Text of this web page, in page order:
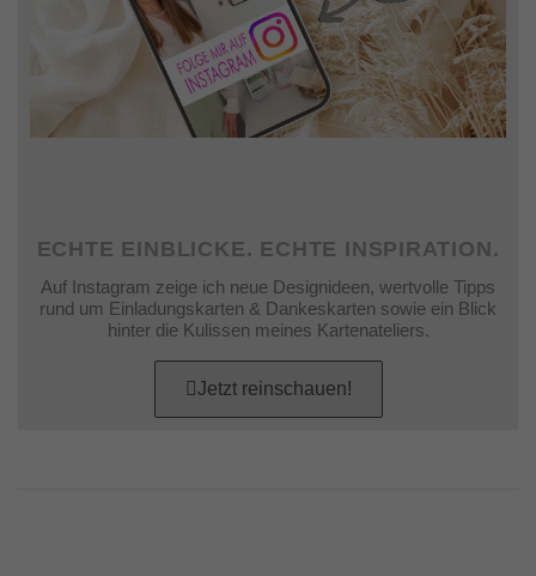
ECHTE EINBLICKE. ECHTE INSPIRATION.
Auf Instagram zeige ich neue Designideen, wertvolle Tipps
rund um Einladungskarten & Dankeskarten sowie ein Blick
hinter die Kulissen meines Kartenateliers.
Jetzt reinschauen!